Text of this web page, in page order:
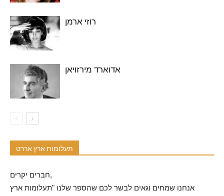
רוזי ארמן
אדוארד מירזויאן
תעלומות ארץ אררט
חברים יקרים,
אנחנו שמחים וגאים לבשר לכם שהספר שלנו "תעלומות ארץ